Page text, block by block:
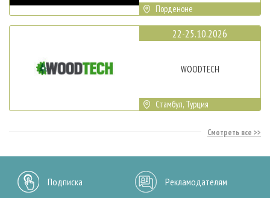
Порденоне
22-25.10.2026
WOODTECH
Стамбул, Турция
Смотреть все
Подписка Рекламодателям